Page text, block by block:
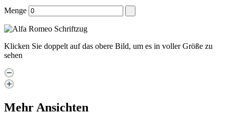
Menge
Klicken Sie doppelt auf das obere Bild, um es in voller Größe zu
sehen
Mehr Ansichten